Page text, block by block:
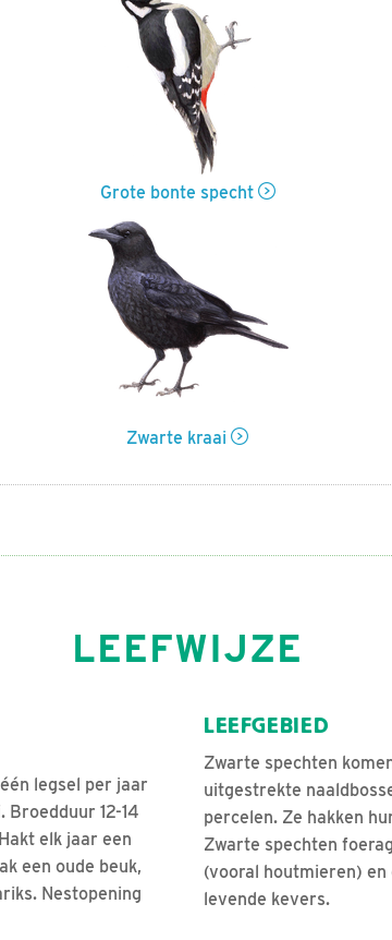
Grote bonte specht
Zwarte kraai
LEEFWIJZE
legsel per jaar
12-14
elk jaar een
een oude beuk,
Nestopening
LEEFGEBIED
Zwarte spechten
uitgestrekte
percelen. Ze hakken
Zwarte spechten
(vooral houtmieren)
levende kevers.